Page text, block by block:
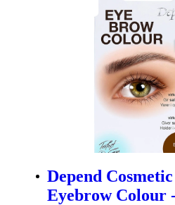
Depend
Eyebrow Colour